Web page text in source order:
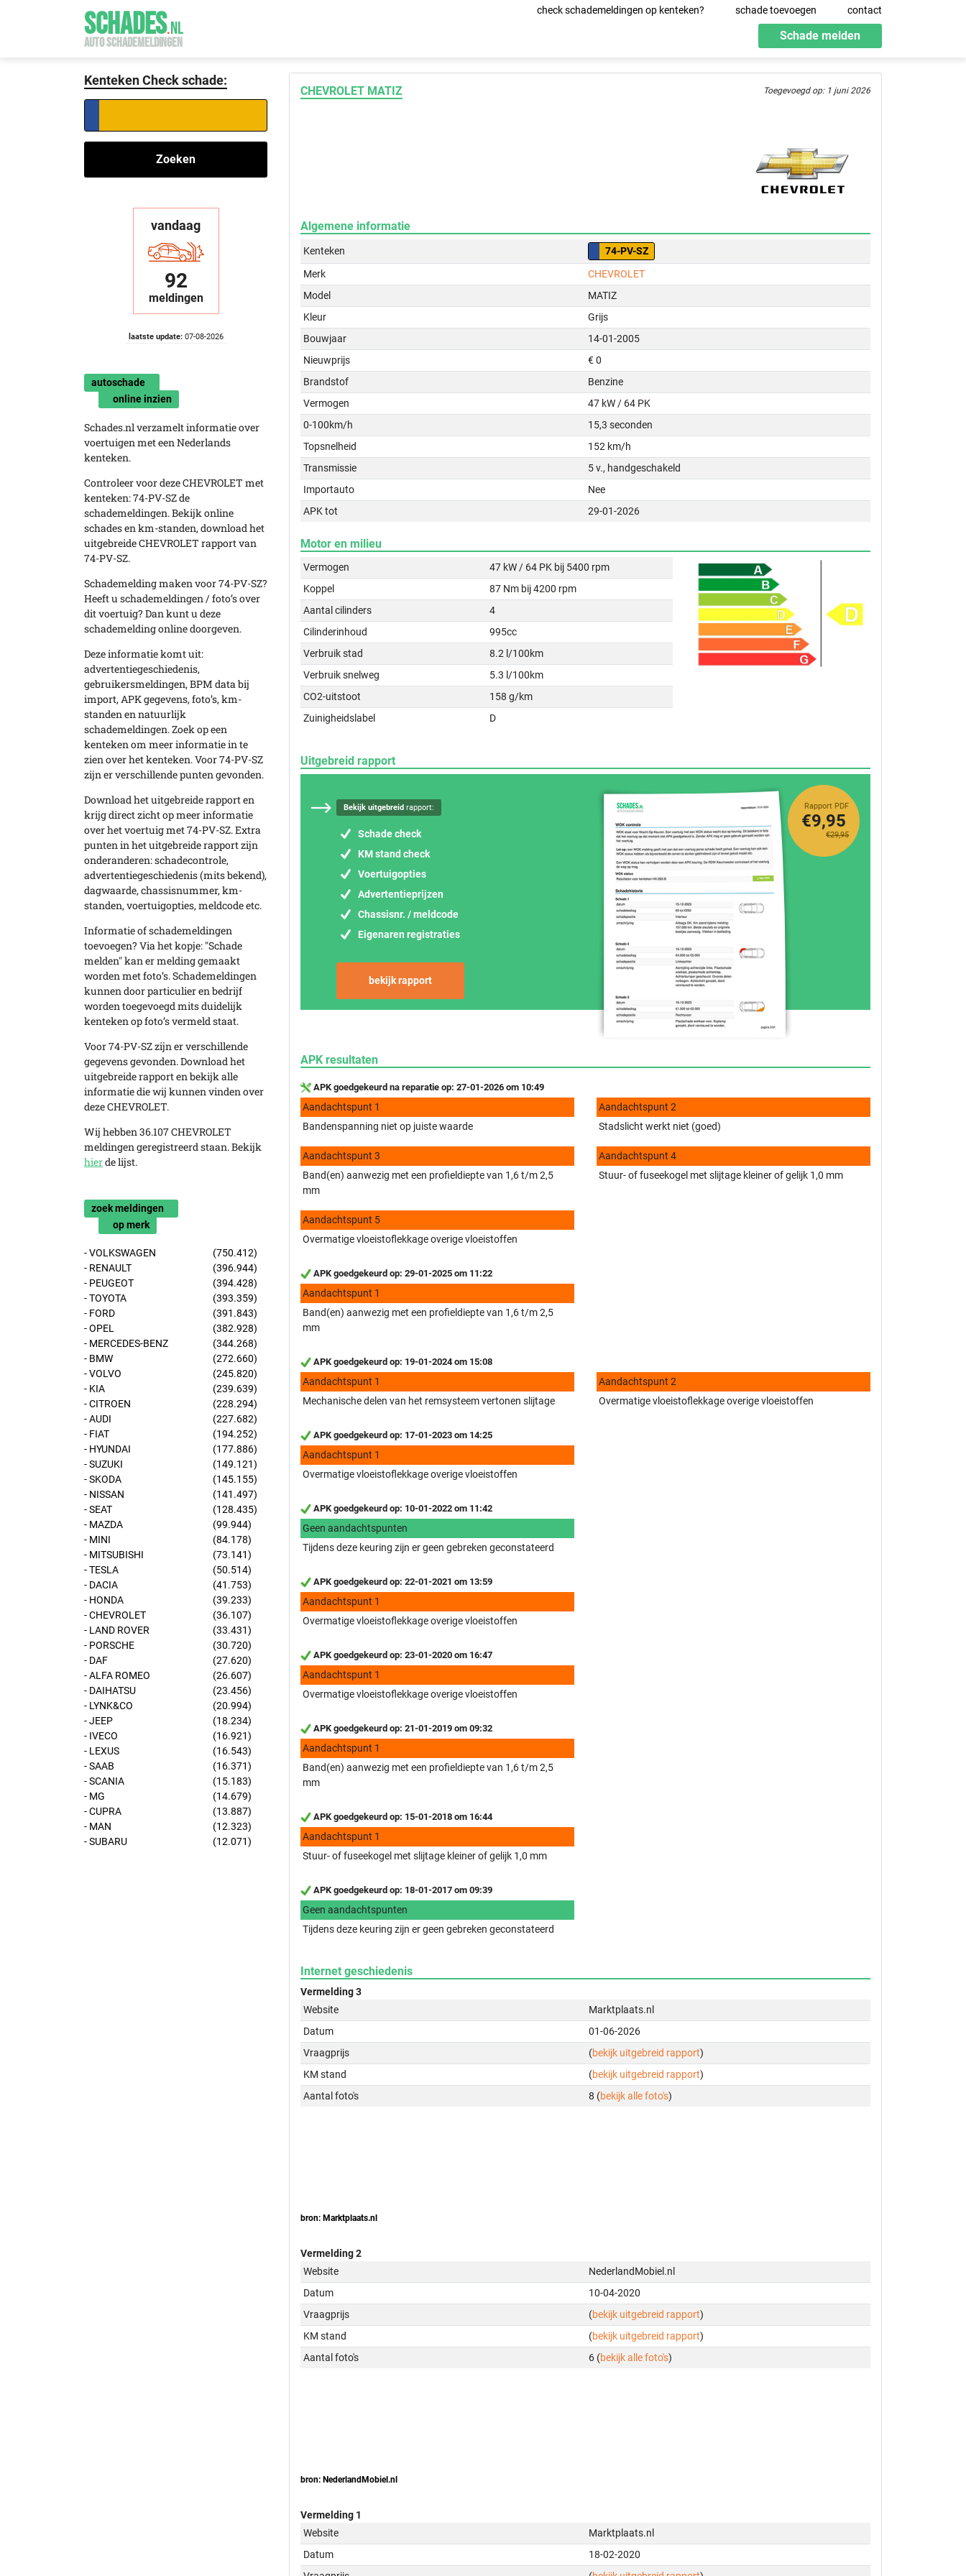
SCHADES.NL
AUTO SCHADEMELDINGEN
check schademeldingen op kenteken? schade toevoegen contact
Schade melden
Kenteken Check schade:
Zoeken
vandaag
92
meldingen
laatste update:07-08-2026
autoschade
online inzien
Schades.nl verzamelt informatie over
voertuigen met een Nederlands
kenteken.
Controleer voor deze CHEVROLET met
kenteken: 74-PV-SZ de
schademeldingen. Bekijk online
schades en km-standen, download het
uitgebreide CHEVROLET rapport van
74-PV-SZ.
Schademelding maken voor 74-PV-SZ?
Heeft u schademeldingen / foto’s over
dit voertuig? Dan kunt u deze
schademelding online doorgeven.
Deze informatie komt uit:
advertentiegeschiedenis,
gebruikersmeldingen, BPM data bij
import, APK gegevens, foto’s, km-
standen en natuurlijk
schademeldingen. Zoek op een
kenteken om meer informatie in te
zien over het kenteken. Voor 74-PV-SZ
zijn er verschillende punten gevonden.
Download het uitgebreide rapport en
krijg direct zicht op meer informatie
over het voertuig met 74-PV-SZ. Extra
punten in het uitgebreide rapport zijn
onderanderen: schadecontrole,
advertentiegeschiedenis (mits bekend),
dagwaarde, chassisnummer, km-
standen, voertuigopties, meldcode etc.
Informatie of schademeldingen
toevoegen? Via het kopje: "Schade
melden" kan er melding gemaakt
worden met foto’s. Schademeldingen
kunnen door particulier en bedrijf
worden toegevoegd mits duidelijk
kenteken op foto’s vermeld staat.
Voor 74-PV-SZ zijn er verschillende
gegevens gevonden. Download het
uitgebreide rapport en bekijk alle
informatie die wij kunnen vinden over
deze CHEVROLET.
Wij hebben 36.107 CHEVROLET
meldingen geregistreerd staan. Bekijk
hierde lijst.
zoek meldingen
op merk
- VOLKSWAGEN
(750.412)
- RENAULT
(396.944)
- PEUGEOT
(394.428)
- TOYOTA
(393.359)
- FORD
(391.843)
- OPEL
(382.928)
- MERCEDES-BENZ
(344.268)
- BMW
(272.660)
- VOLVO
(245.820)
- KIA
(239.639)
- CITROEN
(228.294)
- AUDI
(227.682)
- FIAT
(194.252)
- HYUNDAI
(177.886)
- SUZUKI
(149.121)
- SKODA
(145.155)
- NISSAN
(141.497)
- SEAT
(128.435)
- MAZDA
(99.944)
- MINI
(84.178)
- MITSUBISHI
(73.141)
- TESLA
(50.514)
- DACIA
(41.753)
- HONDA
(39.233)
- CHEVROLET
(36.107)
- LAND ROVER
(33.431)
- PORSCHE
(30.720)
- DAF
(27.620)
- ALFA ROMEO
(26.607)
- DAIHATSU
(23.456)
- LYNK&CO
(20.994)
- JEEP
(18.234)
- IVECO
(16.921)
- LEXUS
(16.543)
- SAAB
(16.371)
- SCANIA
(15.183)
- MG
(14.679)
- CUPRA
(13.887)
- MAN
(12.323)
- SUBARU
(12.071)
CHEVROLET MATIZ Toegevoegd op: 1 juni 2026
Algemene informatie
Kenteken
74-PV-SZ
Merk
CHEVROLET
Model
MATIZ
Kleur
Grijs
Bouwjaar
14-01-2005
Nieuwprijs
€ 0
Brandstof
Benzine
Vermogen
47 kW / 64 PK
0-100km/h
15,3 seconden
Topsnelheid
152 km/h
Transmissie
5 v., handgeschakeld
Importauto
Nee
APK tot
29-01-2026
Motor en milieu
Vermogen
47 kW / 64 PK bij 5400 rpm
Koppel
87 Nm bij 4200 rpm
Aantal cilinders
4
Cilinderinhoud
995cc
Verbruik stad
8.2 l/100km
Verbruik snelweg
5.3 l/100km
CO2-uitstoot
158 g/km
Zuinigheidslabel
D
Uitgebreid rapport
Bekijk uitgebreid rapport:
Schade check
KM stand check
Voertuigopties
Advertentieprijzen
Chassisnr. / meldcode
Eigenaren registraties
bekijk rapport
Rapport PDF
€29,95
€9,95
APK resultaten
APK goedgekeurd na reparatie op: 27-01-2026 om 10:49
Aandachtspunt 1
Bandenspanning niet op juiste waarde
Aandachtspunt 2
Stadslicht werkt niet (goed)
Aandachtspunt 3
Band(en) aanwezig met een profieldiepte van 1,6 t/m 2,5
mm
Aandachtspunt 4
Stuur- of fuseekogel met slijtage kleiner of gelijk 1,0 mm
Aandachtspunt 5
Overmatige vloeistoflekkage overige vloeistoffen
APK goedgekeurd op: 29-01-2025 om 11:22
Aandachtspunt 1
Band(en) aanwezig met een profieldiepte van 1,6 t/m 2,5
mm
APK goedgekeurd op: 19-01-2024 om 15:08
Aandachtspunt 1
Mechanische delen van het remsysteem vertonen slijtage
Aandachtspunt 2
Overmatige vloeistoflekkage overige vloeistoffen
APK goedgekeurd op: 17-01-2023 om 14:25
Aandachtspunt 1
Overmatige vloeistoflekkage overige vloeistoffen
APK goedgekeurd op: 10-01-2022 om 11:42
Geen aandachtspunten
Tijdens deze keuring zijn er geen gebreken geconstateerd
APK goedgekeurd op: 22-01-2021 om 13:59
Aandachtspunt 1
Overmatige vloeistoflekkage overige vloeistoffen
APK goedgekeurd op: 23-01-2020 om 16:47
Aandachtspunt 1
Overmatige vloeistoflekkage overige vloeistoffen
APK goedgekeurd op: 21-01-2019 om 09:32
Aandachtspunt 1
Band(en) aanwezig met een profieldiepte van 1,6 t/m 2,5
mm
APK goedgekeurd op: 15-01-2018 om 16:44
Aandachtspunt 1
Stuur- of fuseekogel met slijtage kleiner of gelijk 1,0 mm
APK goedgekeurd op: 18-01-2017 om 09:39
Geen aandachtspunten
Tijdens deze keuring zijn er geen gebreken geconstateerd
Internet geschiedenis
Vermelding 3
Website
Marktplaats.nl
Datum
01-06-2026
Vraagprijs
(bekijk uitgebreid rapport)
KM stand
(bekijk uitgebreid rapport)
Aantal foto's
8 (bekijk alle foto's)
bron: Marktplaats.nl
Vermelding 2
Website
NederlandMobiel.nl
Datum
10-04-2020
Vraagprijs
(bekijk uitgebreid rapport)
KM stand
(bekijk uitgebreid rapport)
Aantal foto's
6 (bekijk alle foto's)
bron: NederlandMobiel.nl
Vermelding 1
Website
Marktplaats.nl
Datum
18-02-2020